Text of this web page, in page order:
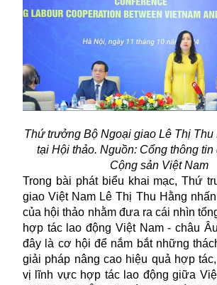
Thứ trưởng Bộ Ngoại giao Lê Thị Thu
tại Hội thảo. Nguồn: Cổng thông
Cộng sản Việt Nam
Trong bài phát biểu khai mạc, Thứ
giao Việt Nam Lê Thị Thu Hằng
của hội thảo nhằm đưa ra cái nhìn
hợp tác lao động Việt Nam - châu
đây là cơ hội để nắm bắt những
giải pháp nâng cao hiệu quả hợp
vị lĩnh vực hợp tác lao động giữa